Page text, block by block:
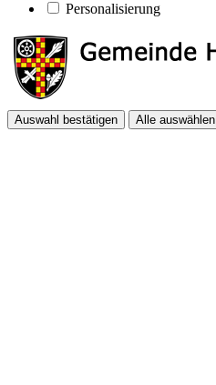
Personalisierung
Auswahl bestätigen Alle auswählen